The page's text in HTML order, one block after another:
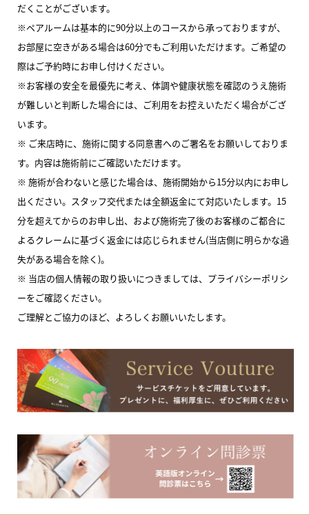
だくことがございます。
※ペアルームは基本的に90分以上のコースから承っておりますが、
お部屋に空きがある場合は60分でもご利用いただけます。ご希望の
際はご予約時にお申し付けください。
※お客様の安全を最優先に考え、体調や健康状態を確認のうえ施術
が難しいと判断した場合には、ご利用をお控えいただく場合がござ
います。
※ ご来店時に、施術に関する同意書へのご署名をお願いしておりま
す。内容は施術前にご確認いただけます。
※ 施術が合わないと感じた場合は、施術開始から15分以内にお申し
出ください。スタッフ交代または全額返金にて対応いたします。15
分を超えてからのお申し出、および施術完了後のお客様のご都合に
よるクレームに基づく返金には応じられません(当店側に明らかな過
失がある場合を除く)。
※ 当店の個人情報の取り扱いにつきましては、プライバシーポリシ
ーをご確認ください。
ご理解とご協力のほど、よろしくお願いいたします。